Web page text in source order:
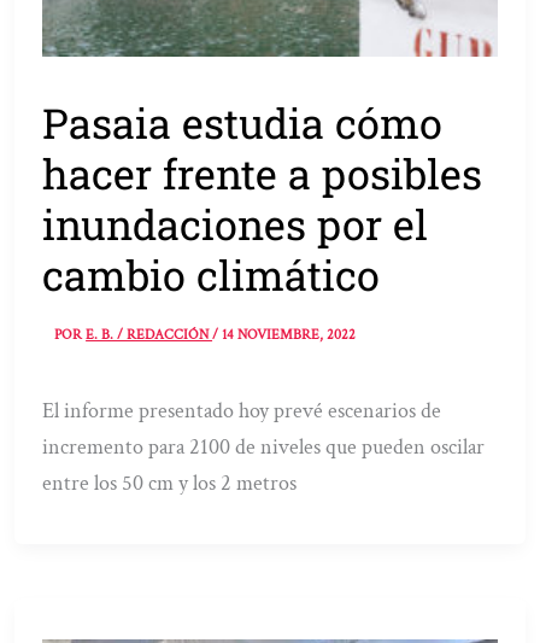
Pasaia estudia cómo
hacer frente a posibles
inundaciones por el
cambio climático
PORE. B. / REDACCIÓN/14 NOVIEMBRE, 2022
El informe presentado hoy prevé escenarios de
incremento para 2100 de niveles que pueden oscilar
entre los 50 cm y los 2 metros